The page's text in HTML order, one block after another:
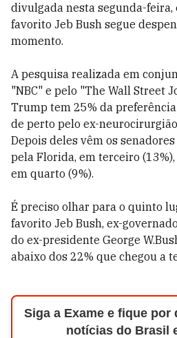
divulgada nesta segunda-
favorito Jeb Bush segue
momento.
A pesquisa realizada em
"NBC" e pelo "The Wall Street
Trump tem 25% da
de perto pelo ex-neurocirurgião
Depois deles vêm os
pela Florida, em terceiro (13%),
em quarto (9%).
É preciso olhar para o quinto
favorito Jeb Bush, ex-
do ex-presidente George
abaixo dos 22% que chegou a
Siga a Exame e fique
notícias do Brasil